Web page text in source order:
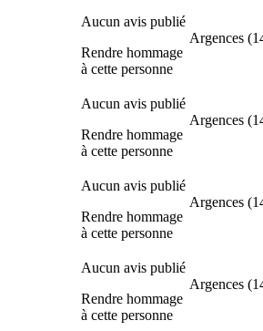
Aucun avis publié
Rendre hommage
à cette personne
Argences
Aucun avis publié
Rendre hommage
à cette personne
Argences
Aucun avis publié
Rendre hommage
à cette personne
Argences
Aucun avis publié
Rendre hommage
à cette personne
Argences